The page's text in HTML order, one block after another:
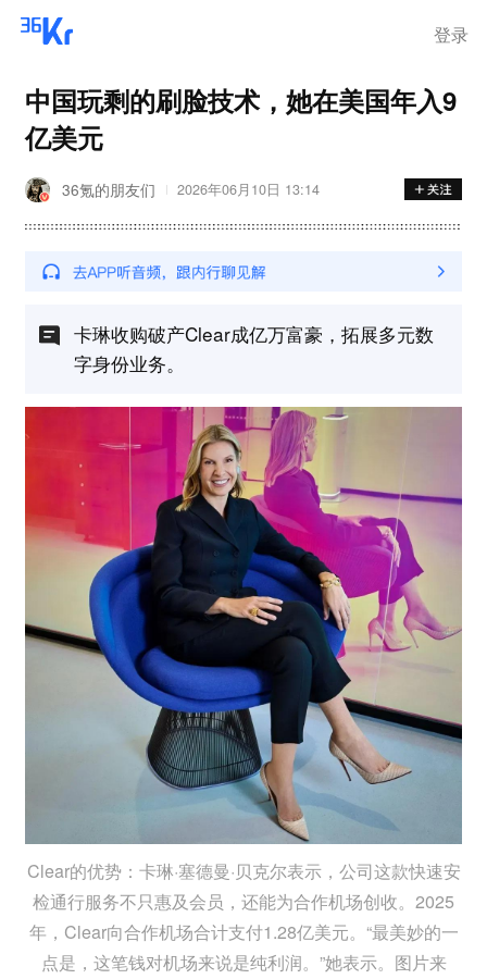
登录
中国玩剩的刷脸技术，她在美国年入9
亿美元
36氪的朋友们 2026年06月10日 13:14
卡琳收购破产Clear成亿万富豪，拓展多元数
字身份业务。
Clear的优势：卡琳·塞德曼·贝克尔表示，公司这款快速安
检通行服务不只惠及会员，还能为合作机场创收。2025
年，Clear向合作机场合计支付1.28亿美元。“最美妙的一
点是，这笔钱对机场来说是纯利润。”她表示。图片来